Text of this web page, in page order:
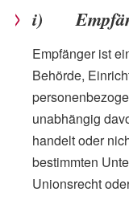
i)
Empfänger ist
Behörde,
unabhängig
handelt oder
bestimmten
Unionsrecht